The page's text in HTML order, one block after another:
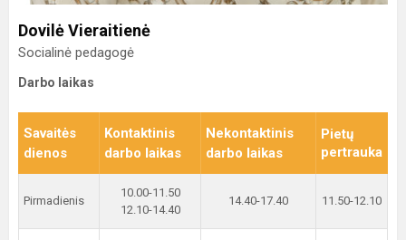
Dovilė Vieraitienė
Socialinė pedagogė
Darbo laikas
Savaitės
dienos
Kontaktinis
darbo laikas
Nekontaktinis
darbo laikas
Pietų
pertrauka
Pirmadienis
10.00-11.50
12.10-14.40
14.40-17.40 11.50-12.10